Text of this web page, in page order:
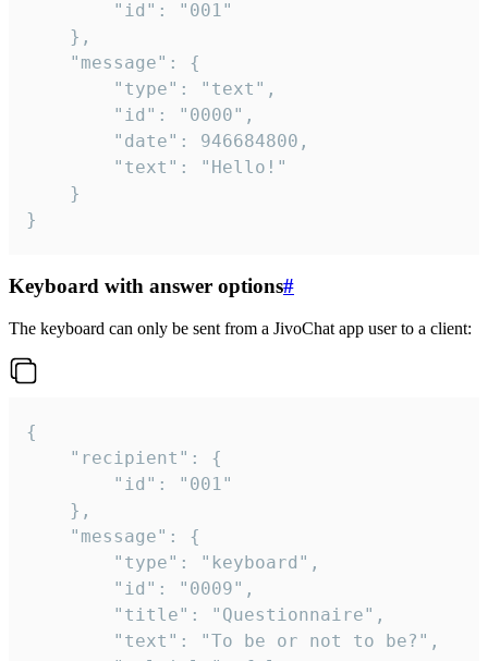
}
Keyboard with answer options#
The keyboard can only be sent from a JivoChat app user to a client:
{